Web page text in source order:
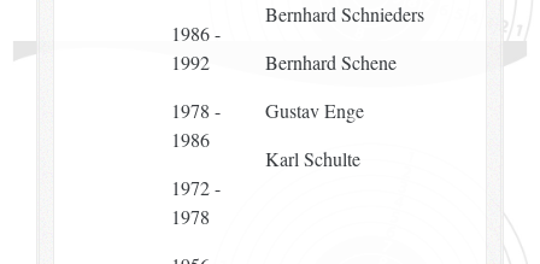
1986 -
1992
1978 -
1986
1972 -
1978
Bernhard Schnieders
Bernhard Schene
Gustav Enge
Karl Schulte